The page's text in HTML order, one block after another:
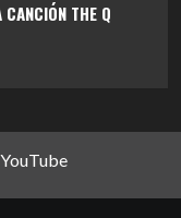
THE Q
YouTube